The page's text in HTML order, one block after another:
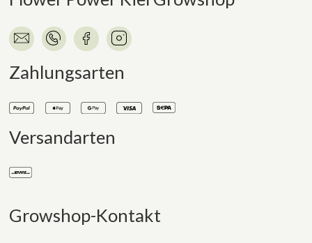
Zahlungsarten
Versandarten
Growshop-Kontakt